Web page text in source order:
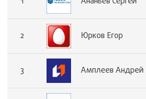
2 Юрков Егор
3 Амплеев Андрей